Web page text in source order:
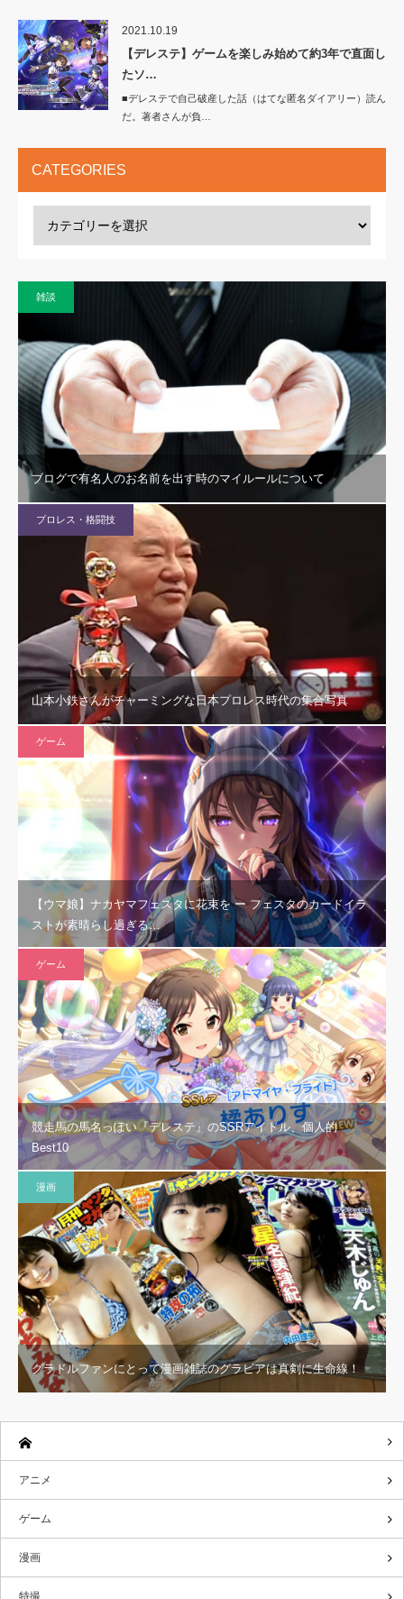
2021.10.19
【デレステ】ゲームを楽しみ始めて約3年で直面し
たソ…
■デレステで自己破産した話（はてな匿名ダイアリー）読ん
だ。著者さんが負…
CATEGORIES
雑談
ブログで有名人のお名前を出す時のマイルールについて
プロレス・格闘技
山本小鉄さんがチャーミングな日本プロレス時代の集合写真
ゲーム
【ウマ娘】ナカヤマフェスタに花束を ー フェスタのカードイラ
ストが素晴らし過ぎる…
ゲーム
競走馬の馬名っぽい『デレステ』のSSRアイドル、個人的
Best10
漫画
グラドルファンにとって漫画雑誌のグラビアは真剣に生命線！
アニメ
ゲーム
漫画
特撮